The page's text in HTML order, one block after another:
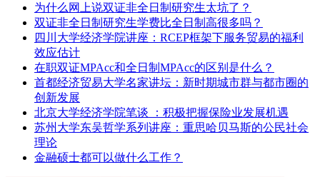
为什么网上说双证非全日制研究生太坑了？
双证非全日制研究生学费比全日制高很多吗？
四川大学经济学院讲座：RCEP框架下服务贸易的福利
效应估计
在职双证MPAcc和全日制MPAcc的区别是什么？
首都经济贸易大学名家讲坛：新时期城市群与都市圈的
创新发展
北京大学经济学院笔谈 ：积极把握保险业发展机遇
苏州大学东吴哲学系列讲座：重思哈贝马斯的公民社会
理论
金融硕士都可以做什么工作？